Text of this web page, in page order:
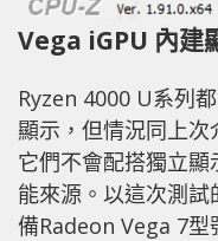
Vega iGPU 內建
Ryzen 4000 U系列
顯示，但情況同上
它們不會配搭獨立
能來源。以這次測
備Radeon Vega 7